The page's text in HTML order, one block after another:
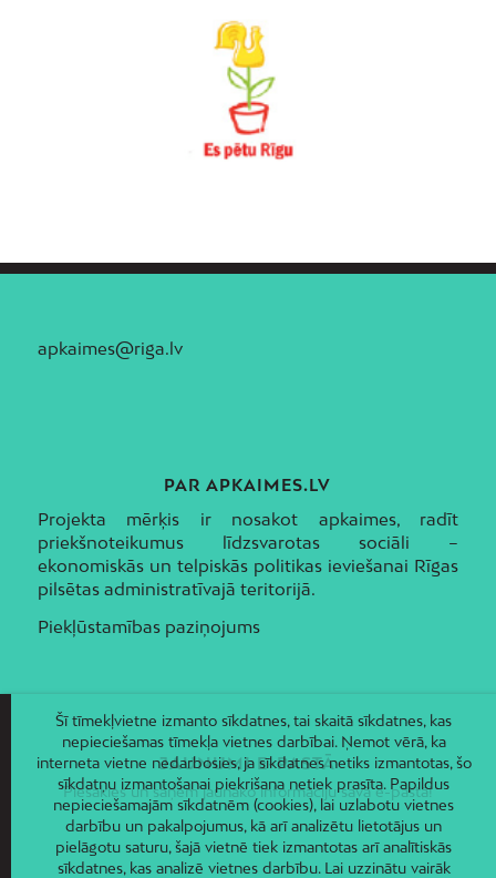
apkaimes@riga.lv
PAR APKAIMES.LV
Projekta mērķis ir nosakot apkaimes, radīt
priekšnoteikumus līdzsvarotas sociāli –
ekonomiskās un telpiskās politikas ieviešanai Rīgas
pilsētas administratīvajā teritorijā.
Piekļūstamības paziņojums
JAUNUMI E-PASTĀ
Piesakies un saņem jaunāko informāciju savā e-pastā!
Šī tīmekļvietne izmanto sīkdatnes, tai skaitā sīkdatnes, kas
nepieciešamas tīmekļa vietnes darbībai. Ņemot vērā, ka
interneta vietne nedarbosies, ja sīkdatnes netiks izmantotas, šo
sīkdatņu izmantošanai piekrišana netiek prasīta. Papildus
nepieciešamajām sīkdatnēm (cookies), lai uzlabotu vietnes
darbību un pakalpojumus, kā arī analizētu lietotājus un
pielāgotu saturu, šajā vietnē tiek izmantotas arī analītiskās
sīkdatnes, kas analizē vietnes darbību. Lai uzzinātu vairāk